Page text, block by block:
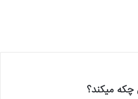
میکند؟